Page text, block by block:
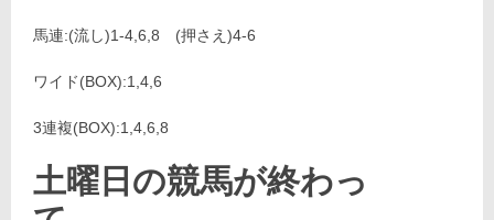
馬連:(流し)1-4,6,8 (押さえ)4-6
ワイド(BOX):1,4,6
3連複(BOX):1,4,6,8
土曜日の競馬が終わっ